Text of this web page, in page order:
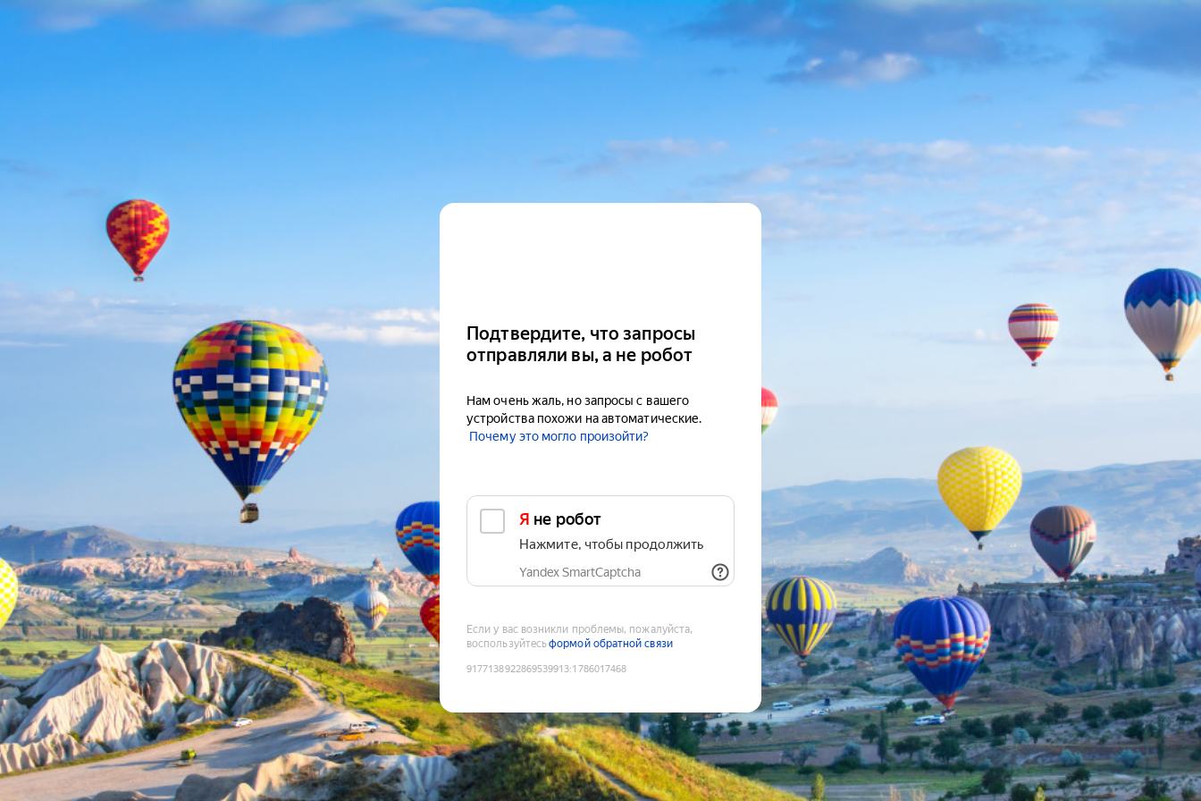
Подтвердите, что запросы
отправляли вы, а не робот
Нам очень жаль, но запросы с вашего
устройства похожи на автоматические.
Почему это могло произойти?
Я не робот
Нажмите, чтобы продолжить
Yandex SmartCaptcha
Если у вас возникли проблемы, пожалуйста,
воспользуйтесьформой обратной связи
9177138922869539913:1786017468